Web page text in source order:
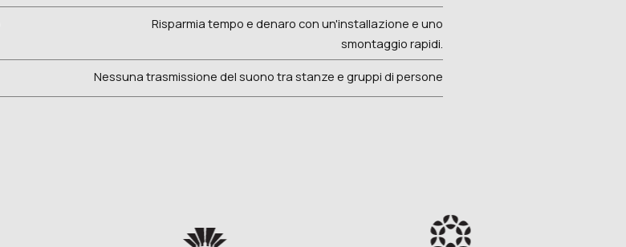
Risparmia tempo e denaro con un'installazione e uno
smontaggio rapidi.
Nessuna trasmissione del suono tra stanze e gruppi di persone